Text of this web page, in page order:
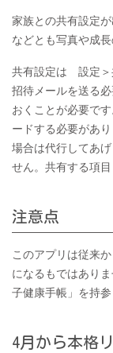
家族との共有設定
などとも写真や成
共有設定は 設定＞
招待メールを送る
おくことが必要で
ードする必要があ
場合は代行してあ
せん。共有する項
注意点
このアプリは従来
になるもではあり
子健康手帳」を持
4月から本格